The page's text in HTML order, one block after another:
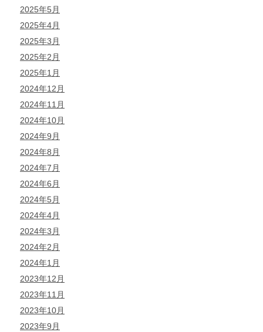
2025年5月
2025年4月
2025年3月
2025年2月
2025年1月
2024年12月
2024年11月
2024年10月
2024年9月
2024年8月
2024年7月
2024年6月
2024年5月
2024年4月
2024年3月
2024年2月
2024年1月
2023年12月
2023年11月
2023年10月
2023年9月